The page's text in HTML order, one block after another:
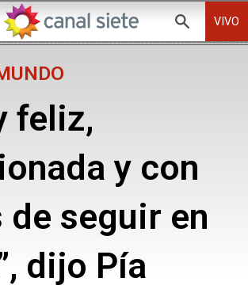
VIVO
feliz,
y con
de seguir en
dijo Pía